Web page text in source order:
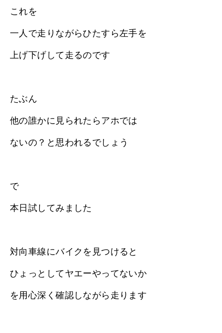
これを
一人で走りながらひたすら左手を
上げ下げして走るのです
たぶん
他の誰かに見られたらアホでは
ないの？と思われるでしょう
で
本日試してみました
対向車線にバイクを見つけると
ひょっとしてヤエーやってないか
を用心深く確認しながら走ります